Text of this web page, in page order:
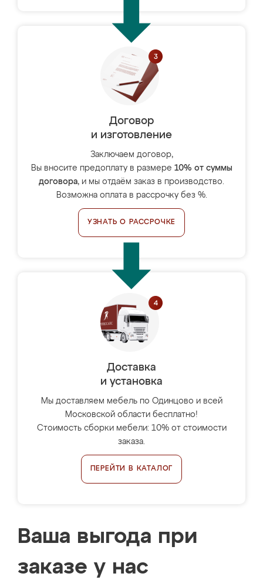
Договор
и изготовление
Заключаем договор,
Вы вносите предоплату в размере 10% от суммы
договора, и мы отдаём заказ в производство.
Возможна оплата в рассрочку без %.
УЗНАТЬ О РАССРОЧКЕ
Доставка
и установка
Мы доставляем мебель по Одинцово и всей
Московской области бесплатно!
Стоимость сборки мебели: 10% от стоимости
заказа.
ПЕРЕЙТИ В КАТАЛОГ
Ваша выгода при
заказе у нас